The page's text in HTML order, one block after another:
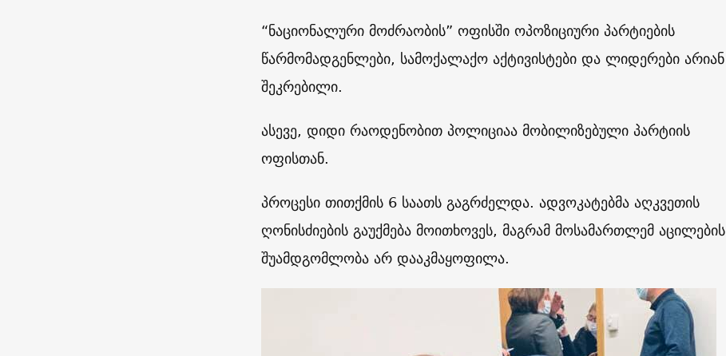
“ნაციონალური მოძრაობის” ოფისში ოპოზიციური პარტიების
წარმომადგენლები, სამოქალაქო აქტივისტები და ლიდერები არიან
შეკრებილი.
ასევე, დიდი რაოდენობით პოლიციაა მობილიზებული პარტიის
ოფისთან.
პროცესი თითქმის 6 საათს გაგრძელდა. ადვოკატებმა აღკვეთის
ღონისძიების გაუქმება მოითხოვეს, მაგრამ მოსამართლემ აცილების
შუამდგომლობა არ დააკმაყოფილა.